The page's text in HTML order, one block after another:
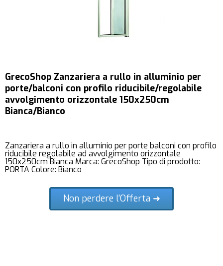
GrecoShop Zanzariera a rullo in alluminio per
porte/balconi con profilo riducibile/regolabile
avvolgimento orizzontale 150x250cm
Bianca/Bianco
Zanzariera a rullo in alluminio per porte balconi con profilo
riducibile regolabile ad avvolgimento orizzontale
150x250cm Bianca Marca: GrecoShop Tipo di prodotto:
PORTA Colore: Bianco
Non perdere l'Offerta ➜